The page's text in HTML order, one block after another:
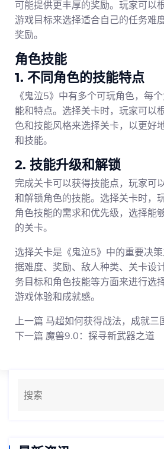
可能提供更丰厚的奖励。玩家可以
游戏目标来选择适合自己的任务难
奖励。
角色技能
1. 不同角色的技能特点
《鬼泣5》中有多个可玩角色，每
能和特点。选择关卡时，玩家可以
色和技能风格来选择关卡，以更好
和技能。
2. 技能升级和解锁
完成关卡可以获得技能点，玩家可
和解锁角色的技能。选择关卡时，
角色技能的需求和优先级，选择能
的关卡。
选择关卡是《鬼泣5》中的重要决
据难度、奖励、敌人种类、关卡设
务目标和角色技能等方面来进行选
游戏体验和成就感。
上一篇 马超如何获得战法，成就三
下一篇 魔兽9.0：探寻新武器之道